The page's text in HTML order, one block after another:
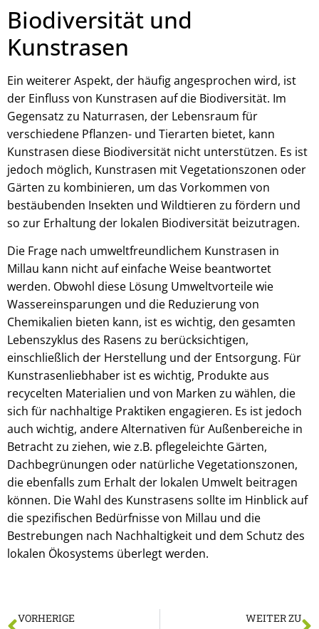
Biodiversität und
Kunstrasen
Ein weiterer Aspekt, der häufig angesprochen wird, ist
der Einfluss von Kunstrasen auf die Biodiversität. Im
Gegensatz zu Naturrasen, der Lebensraum für
verschiedene Pflanzen- und Tierarten bietet, kann
Kunstrasen diese Biodiversität nicht unterstützen. Es ist
jedoch möglich, Kunstrasen mit Vegetationszonen oder
Gärten zu kombinieren, um das Vorkommen von
bestäubenden Insekten und Wildtieren zu fördern und
so zur Erhaltung der lokalen Biodiversität beizutragen.
Die Frage nach umweltfreundlichem Kunstrasen in
Millau kann nicht auf einfache Weise beantwortet
werden. Obwohl diese Lösung Umweltvorteile wie
Wassereinsparungen und die Reduzierung von
Chemikalien bieten kann, ist es wichtig, den gesamten
Lebenszyklus des Rasens zu berücksichtigen,
einschließlich der Herstellung und der Entsorgung. Für
Kunstrasenliebhaber ist es wichtig, Produkte aus
recycelten Materialien und von Marken zu wählen, die
sich für nachhaltige Praktiken engagieren. Es ist jedoch
auch wichtig, andere Alternativen für Außenbereiche in
Betracht zu ziehen, wie z.B. pflegeleichte Gärten,
Dachbegrünungen oder natürliche Vegetationszonen,
die ebenfalls zum Erhalt der lokalen Umwelt beitragen
können. Die Wahl des Kunstrasens sollte im Hinblick auf
die spezifischen Bedürfnisse von Millau und die
Bestrebungen nach Nachhaltigkeit und dem Schutz des
lokalen Ökosystems überlegt werden.
VORHERIGE WEITER ZU